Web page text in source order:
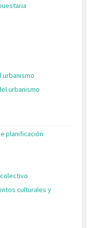
urbanismo
urbanismo
planificación
culturales y